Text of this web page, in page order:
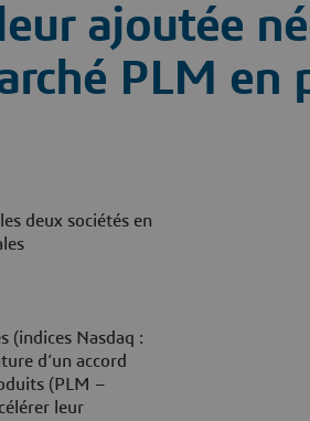
ajoutée
PLM en
deux sociétés en
(indices Nasdaq :
d’un accord
(PLM –
leur